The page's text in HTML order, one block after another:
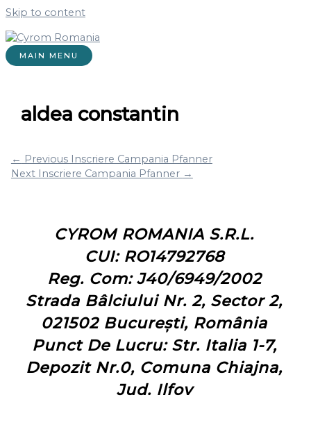
Skip to content
MAIN MENU
aldea constantin
← Previous Inscriere Campania Pfanner
Next Inscriere Campania Pfanner →
CYROM ROMANIA S.R.L.
CUI: RO14792768
Reg. Com: J40/6949/2002
Strada Bâlciului Nr. 2, Sector 2,
021502 București, România
Punct De Lucru: Str. Italia 1-7,
Depozit Nr.0, Comuna Chiajna,
Jud. Ilfov